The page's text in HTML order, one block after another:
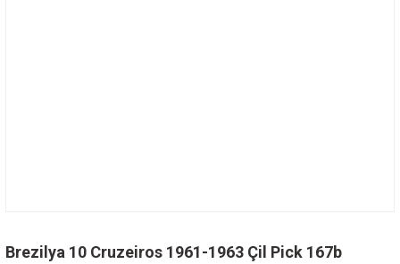
Brezilya 10 Cruzeiros 1961-1963 Çil Pick 167b